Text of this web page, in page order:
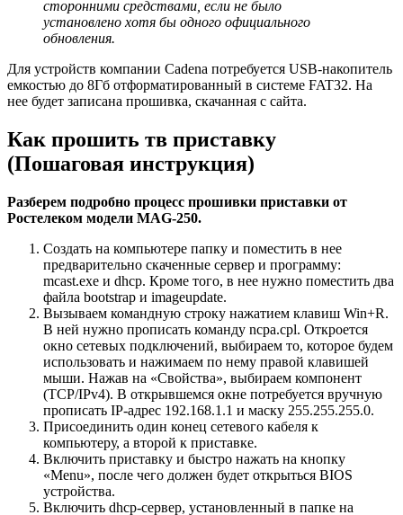
сторонними средствами, если не было
установлено хотя бы одного официального
обновления.
Для устройств компании Cadena потребуется USB-накопитель
емкостью до 8Гб отформатированный в системе FAT32. На
нее будет записана прошивка, скачанная с сайта.
Как прошить тв приставку
(Пошаговая инструкция)
Разберем подробно процесс прошивки приставки от
Ростелеком модели MAG-250.
Создать на компьютере папку и поместить в нее
предварительно скаченные сервер и программу:
mcast.exe и dhcp. Кроме того, в нее нужно поместить два
файла bootstrap и imageupdate.
Вызываем командную строку нажатием клавиш Win+R.
В ней нужно прописать команду ncpa.cpl. Откроется
окно сетевых подключений, выбираем то, которое будем
использовать и нажимаем по нему правой клавишей
мыши. Нажав на «Свойства», выбираем компонент
(TCP/IPv4). В открывшемся окне потребуется вручную
прописать IP-адрес 192.168.1.1 и маску 255.255.255.0.
Присоединить один конец сетевого кабеля к
компьютеру, а второй к приставке.
Включить приставку и быстро нажать на кнопку
«Menu», после чего должен будет открыться BIOS
устройства.
Включить dhcp-сервер, установленный в папке на